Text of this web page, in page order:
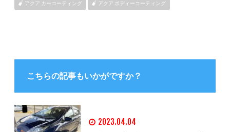
アクア カーコーティング アクア ボディーコーティング
こちらの記事もいかがですか？
2023.04.04